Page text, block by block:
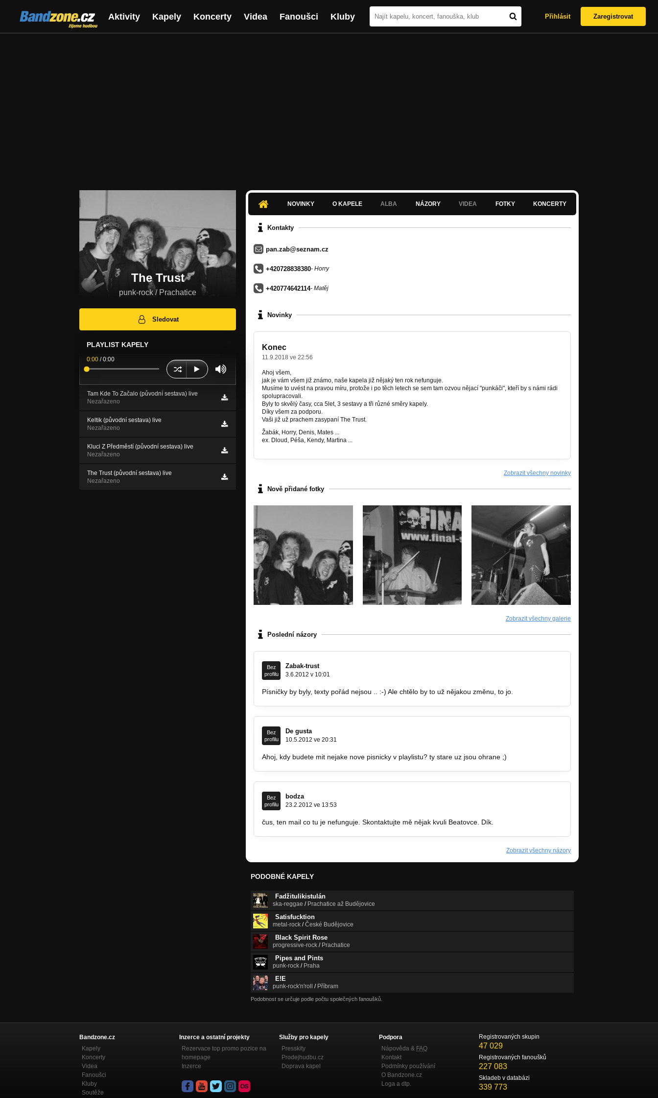
Bandzone.cz
žijeme hudbou
Aktivity Kapely Koncerty Videa Fanoušci Kluby Přihlásit Zaregistrovat
The Trust
punk-rock / Prachatice
Sledovat
PLAYLIST KAPELY
0:00 /0:00
Tam Kde To Začalo (původní sestava) live
Nezařazeno
Keltik (původní sestava) live
Nezařazeno
Kluci Z Předměstí (původní sestava) live
Nezařazeno
The Trust (původní sestava) live
Nezařazeno
NOVINKY O KAPELE ALBA NÁZORY VIDEA FOTKY KONCERTY
Kontakty
pan.zab@seznam.cz
+420728838380- Horry
+420774642114- Matěj
Novinky
Konec
11.9.2018 ve 22:56
Ahoj všem,
jak je vám všem již známo, naše kapela již nějaký ten rok nefunguje.
Musíme to uvést na pravou míru, protože i po těch letech se sem tam ozvou nějací "punkáči", kteří by s námi rádi
spolupracovali.
Byly to skvělý časy, cca 5let, 3 sestavy a tři různé směry kapely.
Díky všem za podporu.
Vaši již už prachem zasypaní The Trust.
Žabák, Horry, Denis, Mates ...
ex. Dloud, Péša, Kendy, Martina ...
Zobrazit všechny novinky
Nově přidané fotky
Zobrazit všechny galerie
Poslední názory
Bez
profilu
Zabak-trust
3.6.2012 v 10:01
Písničky by byly, texty pořád nejsou .. :-) Ale chtělo by to už nějakou změnu, to jo.
Bez
profilu
De gusta
10.5.2012 ve 20:31
Ahoj, kdy budete mit nejake nove pisnicky v playlistu? ty stare uz jsou ohrane ;)
Bez
profilu
bodza
23.2.2012 ve 13:53
čus, ten mail co tu je nefunguje. Skontaktujte mě nějak kvuli Beatovce. Dík.
Zobrazit všechny názory
PODOBNÉ KAPELY
Fadžitulikistulán
ska-reggae / Prachatice až Budějovice
Satisfucktion
metal-rock /České Budějovice
Black Spirit Rose
progressive-rock / Prachatice
Pipes and Pints
punk-rock / Praha
E!E
punk-rock'n'roll / Příbram
Podobnost se určuje podle počtu společných fanoušků.
Bandzone.cz
Kapely
Koncerty
Videa
Fanoušci
Kluby
Soutěže
Inzerce a ostatní projekty
Rezervace top promo pozice na
homepage
Inzerce
Služby pro kapely
Presskity
Prodejhudbu.cz
Doprava kapel
Podpora
Nápověda & FAQ
Kontakt
Podmínky používání
O Bandzone.cz
Loga a dtp.
Registrovaných skupin
47 029
Registrovaných fanoušků
227 083
Skladeb v databázi
339 773